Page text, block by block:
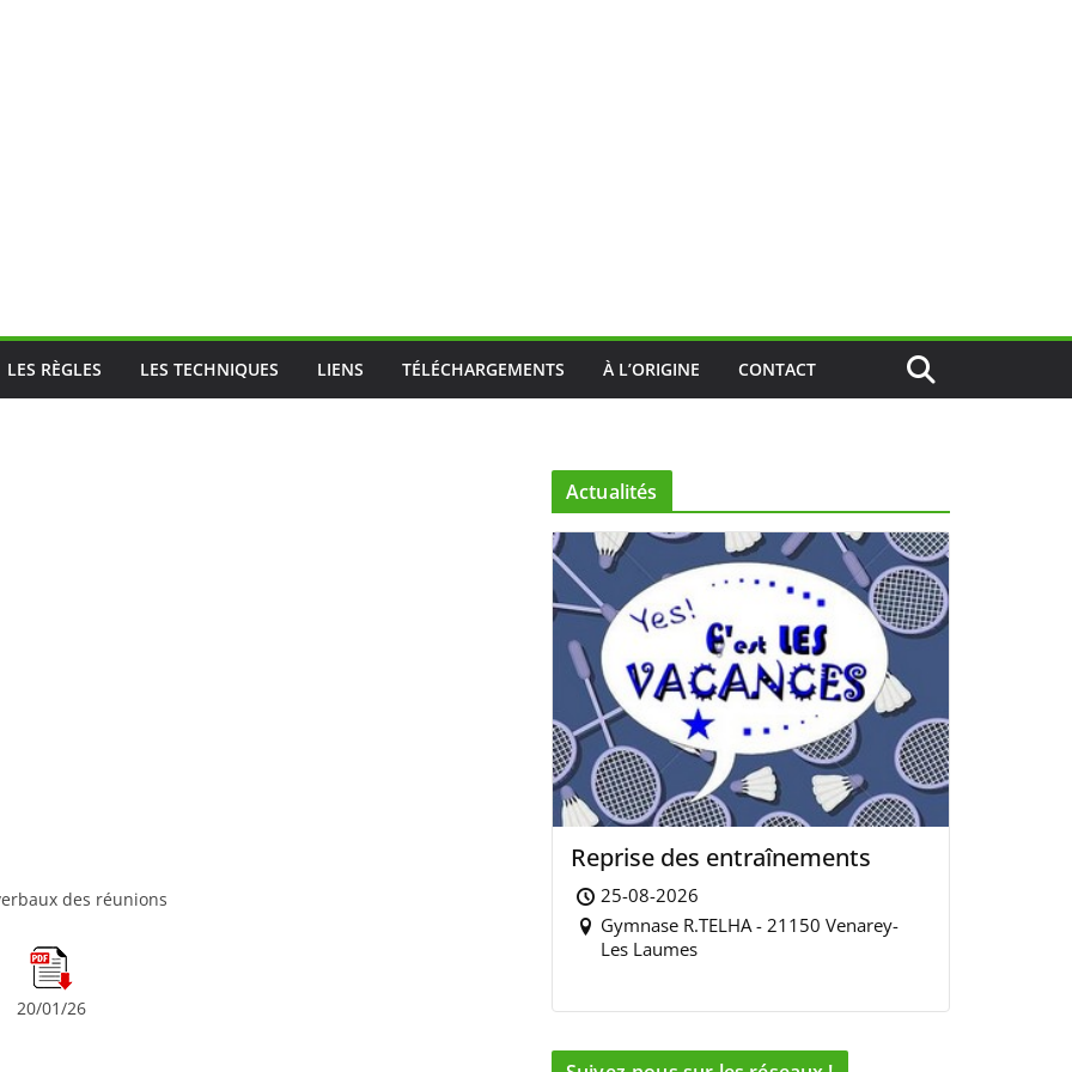
LES RÈGLES LES TECHNIQUES LIENS TÉLÉCHARGEMENTS À L’ORIGINE CONTACT
des réunions
20/01/26
Actualités
Reprise des entraînements
25-08-2026
Gymnase R.TELHA - 21150 Venarey-
Les Laumes